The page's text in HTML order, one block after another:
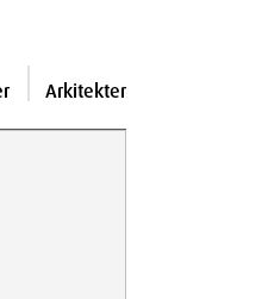
Arkitekter